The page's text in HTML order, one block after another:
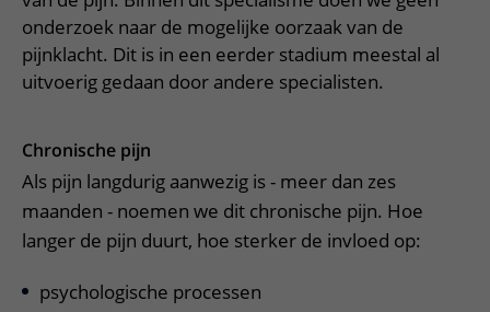
Onderzoeken en diagnostiek
Het Wilhelmina Kinderziekenhuis
Bloedprikken
Wachttijden
Bezoektijden
Wijzigen patiëntgegevens
Mijn UMC Utrecht patiëntportaal
Faciliteiten en voorzieningen
Bezoekregels
Route naar het ziekenhuis
Parkeren
Contact met polikliniek
Contact met verpleegafdeling
Het Wilhelmina Kinderziekenhuis
Teleconsult aanvragen
Diagnostiek aanvragen
Meer UMC Utrecht
Over UMC Utrecht
Research
Onderwijs
Werken bij het UMC Utrecht
onderzoek naar de mogelijke oorzaak van de
pijnklacht. Dit is in een eerder stadium meestal al
uitvoerig gedaan door andere specialisten.
Chronische pijn
Als pijn langdurig aanwezig is - meer dan zes
maanden - noemen we dit chronische pijn. Hoe
langer de pijn duurt, hoe sterker de invloed op:
psychologische processen